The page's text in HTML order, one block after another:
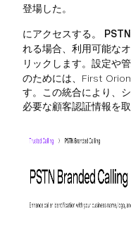
登場した。
にアクセスする。
れる場合、利用可能な
リックします。設定や
のためには、First
す。この統合により、
必要な顧客認証情報を